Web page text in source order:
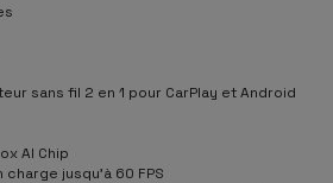
sans fil 2 en 1 pour CarPlay et Android
AI Chip
charge jusqu’à 60 FPS